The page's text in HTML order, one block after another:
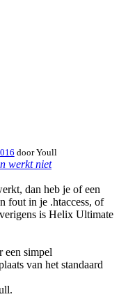
doorYoull
werkt niet
dan heb je of een
fout in je .htaccess, of
is Helix Ultimate
een simpel
van het standaard
.